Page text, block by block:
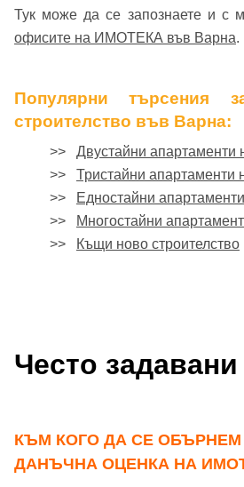
Тук може да се запознаете и с
офисите на ИМОТЕКА във Варна.
Популярни търсения
строителство във Варна:
>> Двустайни апартаменти
>> Тристайни апартаменти
>>
Едностайни
>>
Многостайни
>>
Къщи ново строителство
Често
КЪМ КОГО ДА СЕ ОБЪРНЕМ
ДАНЪЧНА ОЦЕНКА НА